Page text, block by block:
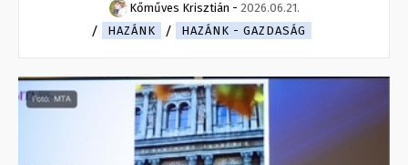
Kőműves Krisztián - 2026.06.21.
HAZÁNK
HAZÁNK - GAZDASÁG